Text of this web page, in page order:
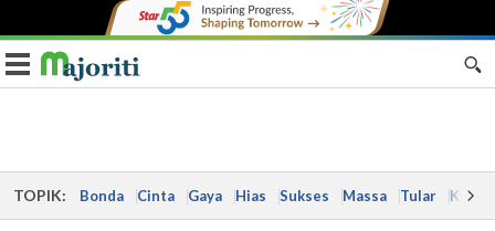
Toggle navigation
TOPIK: Bonda Cinta Gaya Hias Sukses Massa Tular Kes